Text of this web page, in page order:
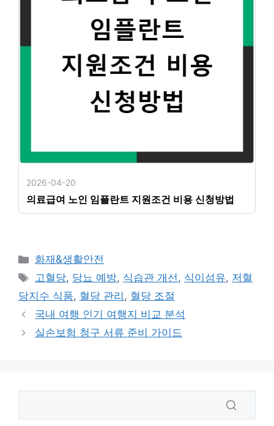
2026-04-20
의료급여 노인 임플란트 지원조건 비용 신청방법
카
테
리
화재&생활안전
태
그
고혈당, 당뇨 예방, 식습관 개선, 식이섬유, 저혈
당지수 식품, 혈당 관리 , 혈당 조절
국내 여행 인기 여행지 비교 분석
실손보험 청구 서류 준비 가이드